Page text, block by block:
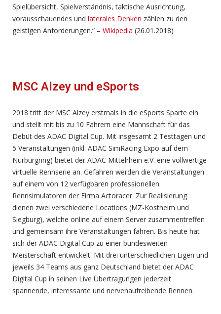
Spielübersicht, Spielverständnis, taktische Ausrichtung,
vorausschauendes und laterales Denken zählen zu den
geistigen Anforderungen.“ – Wikipedia (26.01.2018)
MSC Alzey und eSports
2018 tritt der MSC Alzey erstmals in die eSports Sparte ein
und stellt mit bis zu 10 Fahrern eine Mannschaft für das
Debüt des ADAC Digital Cup. Mit insgesamt 2 Testtagen und
5 Veranstaltungen (inkl. ADAC SimRacing Expo auf dem
Nürburgring) bietet der ADAC Mittelrhein e.V. eine vollwertige
virtuelle Rennserie an. Gefahren werden die Veranstaltungen
auf einem von 12 verfügbaren professionellen
Rennsimulatoren der Firma Actoracer. Zur Realisierung
dienen zwei verschiedene Locations (MZ-Kostheim und
Siegburg), welche online auf einem Server zusammentreffen
und gemeinsam ihre Veranstaltungen fahren. Bis heute hat
sich der ADAC Digital Cup zu einer bundesweiten
Meisterschaft entwickelt. Mit drei unterschiedlichen Ligen und
jeweils 34 Teams aus ganz Deutschland bietet der ADAC
Digital Cup in seinen Live Übertragungen jederzeit
spannende, interessante und nervenaufreibende Rennen.